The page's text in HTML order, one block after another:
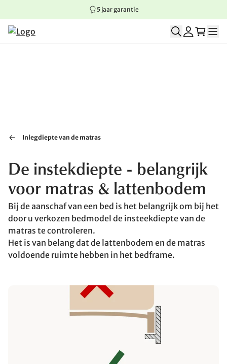
Springen naar hoofdinhoud
Springen naar hoofdnavigatie
Springen naar voettekst
5 jaar garantie
Inlegdiepte van de matras
De instekdiepte - belangrijk
voor matras & lattenbodem
Bij de aanschaf van een bed is het belangrijk om bij het
door u verkozen bedmodel de insteekdiepte van de
matras te controleren.
Het is van belang dat de lattenbodem en de matras
voldoende ruimte hebben in het bedframe.